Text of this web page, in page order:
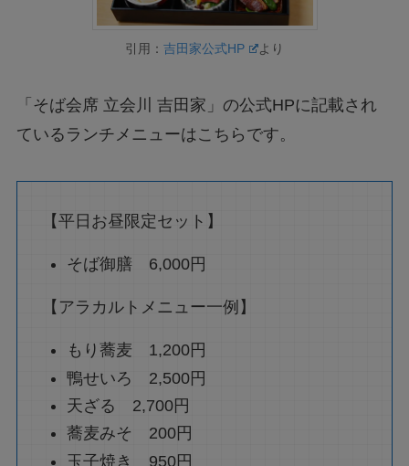
引用：吉田家公式HP より
「そば会席 立会川 吉田家」の公式HPに記載され
ているランチメニューはこちらです。
【平日お昼限定セット】
そば御膳 6,000円
【アラカルトメニュー一例】
もり蕎麦 1,200円
鴨せいろ 2,500円
天ざる 2,700円
蕎麦みそ 200円
玉子焼き 950円